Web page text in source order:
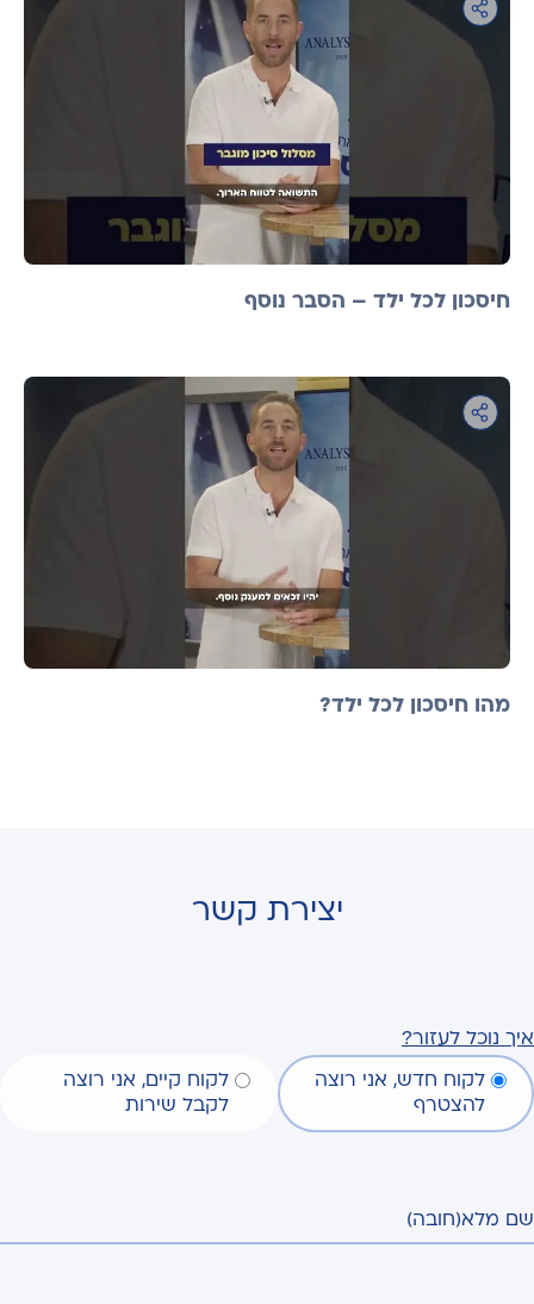
חיסכון לכל ילד – הסבר נוסף
מהו חיסכון לכל ילד?
יצירת קשר
איך נוכל לעזור?
לקוח חדש, אני רוצה
להצטרף
לקוח קיים, אני רוצה
לקבל שירות
שם מלא(חובה)